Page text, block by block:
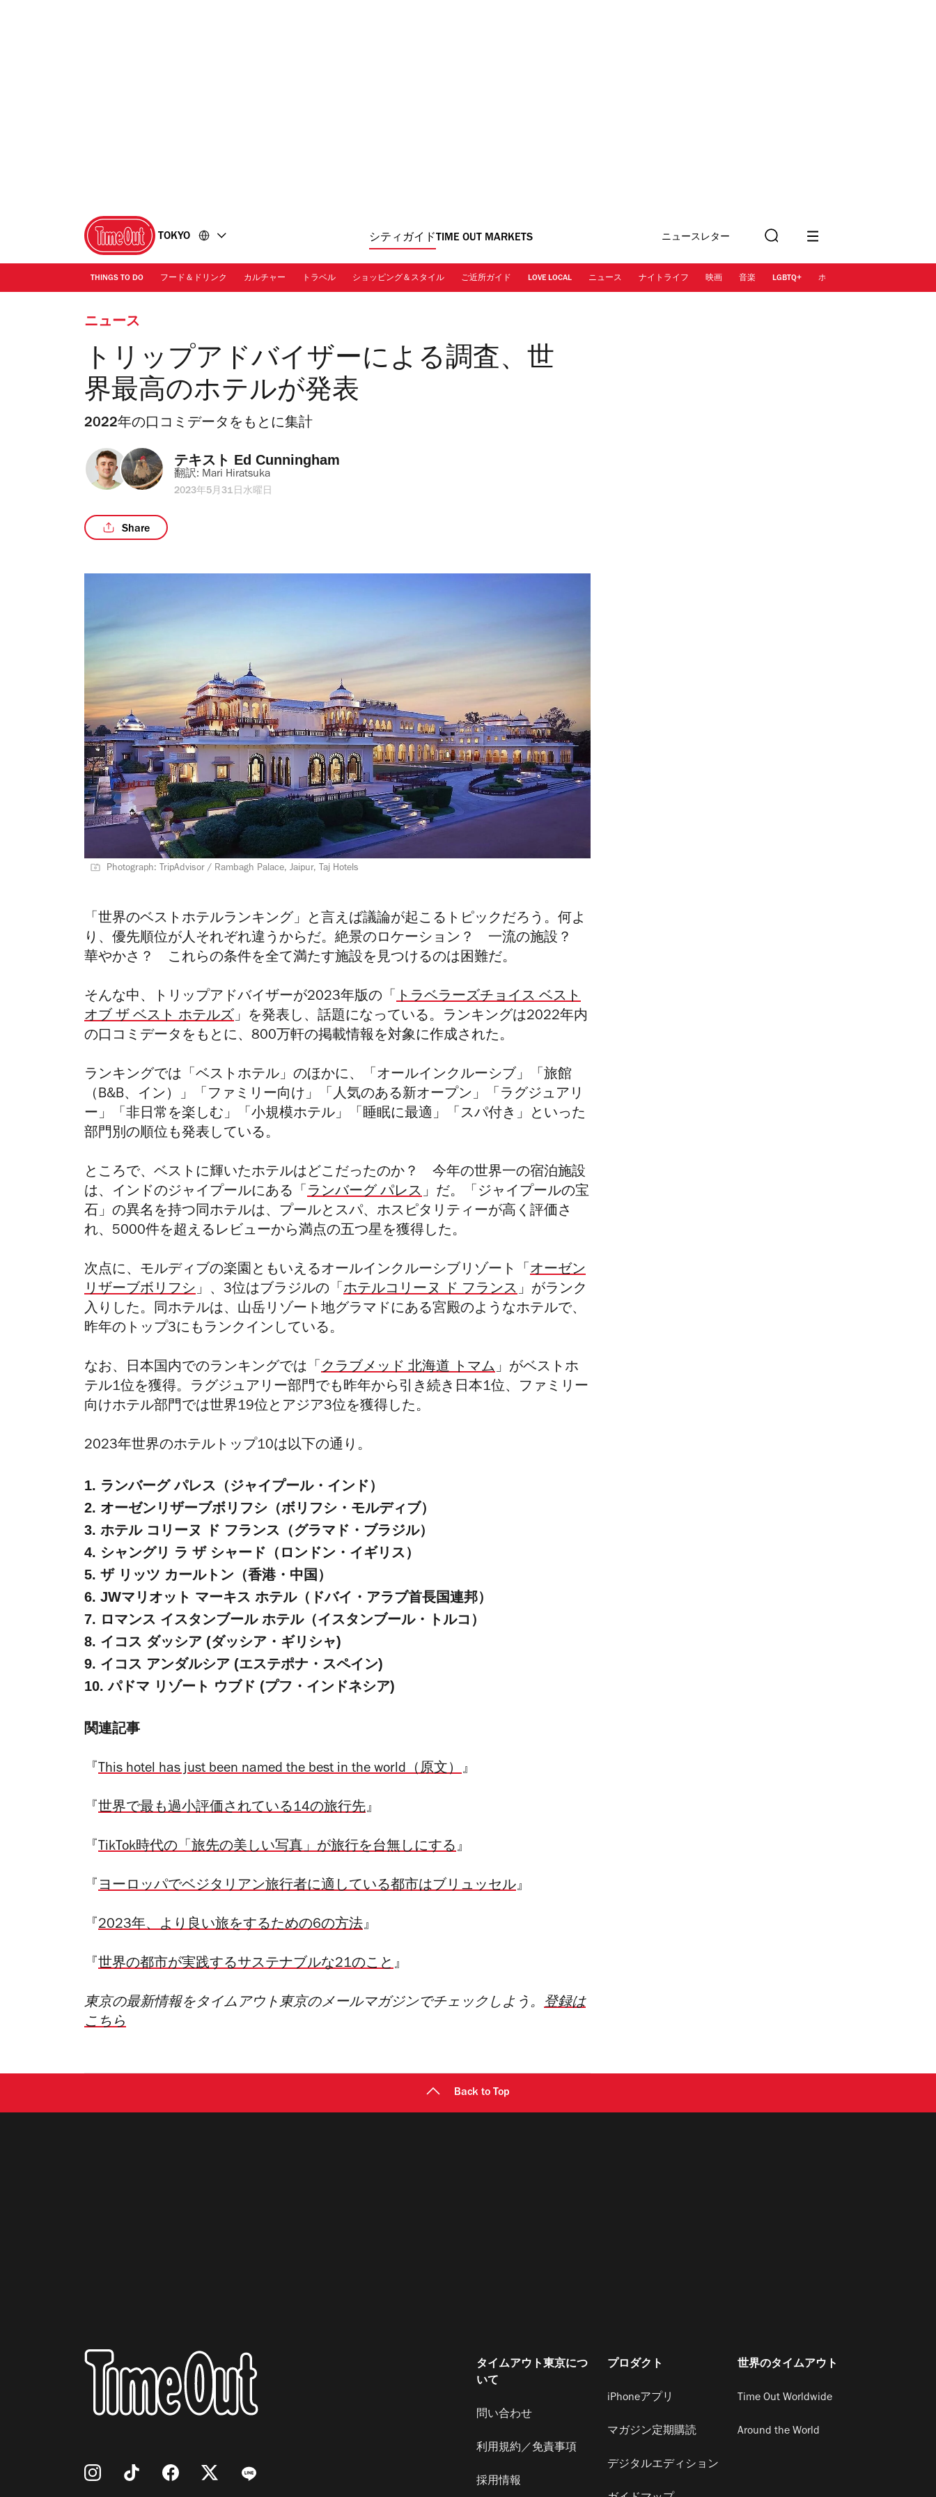
TOKYO シティガイド TIME OUT MARKETS ニュースレター
に登録
索
THINGS TO DO フード＆ドリンク カルチャー トラベル ショッピング＆スタイル ご近所ガイド LOVE LOCAL ニュース ナイトライフ 映画 音楽 LGBTQ+ ホテル
ニュース
トリップアドバイザーによる調査、世
界最高のホテルが発表
2022年の口コミデータをもとに集計
テキスト Ed Cunningham
翻訳: Mari Hiratsuka
2023年5月31日水曜日
Share
Photograph: TripAdvisor / Rambagh Palace, Jaipur, Taj Hotels
「世界のベストホテルランキング」と言えば議論が起こるトピックだろう。何よ
り、優先順位が人それぞれ違うからだ。絶景のロケーション？ 一流の施設？
華やかさ？ これらの条件を全て満たす施設を見つけるのは困難だ。
そんな中、トリップアドバイザーが2023年版の「 トラベラーズチョイス ベスト
オブ ザ ベスト ホテルズ」を発表し、話題になっている。ランキングは2022年内
の口コミデータをもとに、800万軒の掲載情報を対象に作成された。
ランキングでは「ベストホテル」のほかに、「オールインクルーシブ」「旅館
（B&B、イン）」「ファミリー向け」「人気のある新オープン」「ラグジュアリ
ー」「非日常を楽しむ」「小規模ホテル」「睡眠に最適」「スパ付き」といった
部門別の順位も発表している。
ところで、ベストに輝いたホテルはどこだったのか？ 今年の世界一の宿泊施設
は、インドのジャイプールにある「 ランバーグ パレス」だ。
「ジャイプールの宝
石」の異名を持つ同ホテルは、
プールとスパ、ホスピタリティーが高く評価さ
れ、5000件を超えるレビューから満点の五つ星を獲得した。
次点に、モルディブの楽園ともいえるオールインクルーシブリゾート「 オーゼン
リザーブボリフシ」、3位はブラジルの「 ホテルコリーヌ ド フランス」がランク
入りした。同ホテルは、山岳リゾート地グラマドにある宮殿のようなホテルで、
昨年のトップ3にもランクインしている。
なお、日本国内でのランキングでは「 クラブメッド 北海道 トマム」がベストホ
テル1位を獲得。ラグジュアリー部門でも昨年から引き続き日本1位、ファミリー
向けホテル部門では世界19位とアジア3位を獲得した。
2023年世界のホテルトップ10は以下の通り。
1. ランバーグ パレス（ジャイプール・インド）
2. オーゼンリザーブボリフシ（ボリフシ・モルディブ）
3. ホテル コリーヌ ド フランス（グラマド・ブラジル）
4. シャングリ ラ ザ シャード（ロンドン・イギリス）
5. ザ リッツ カールトン（香港・中国）
6. JWマリオット マーキス ホテル（ドバイ・アラブ首長国連邦）
7. ロマンス イスタンブール ホテル（イスタンブール・トルコ）
8. イコス ダッシア (ダッシア・ギリシャ)
9. イコス アンダルシア (エステポナ・スペイン)
10. パドマ リゾート ウブド (プフ・インドネシア)
関連記事
『 This hotel has just been named the best in the world（原文）』
『 世界で最も過小評価されている14の旅行先』
『 TikTok時代の「旅先の美しい写真」が旅行を台無しにする』
『 ヨーロッパでベジタリアン旅行者に適している都市はブリュッセル』
『 2023年、より良い旅をするための6の方法』
『 世界の都市が実践するサステナブルな21のこと』
東京の最新情報をタイムアウト東京のメールマガジンでチェックしよう。 登録は
こちら
Back to Top
タイムアウト東京につ
いて
問い合わせ
利用規約／免責事項
採用情報
プロダクト
iPhoneアプリ
マガジン定期購読
デジタルエディション
世界のタイムアウト
Time Out Worldwide
Around the World